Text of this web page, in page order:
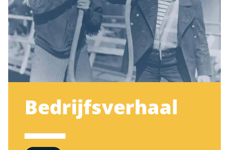
Bedrijfsverhaal